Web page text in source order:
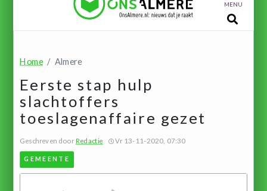
MENU
Home Almere
Eerste stap hulp
slachtoffers
toeslagenaffaire gezet
Geschreven doorRedactie Vr 13-11-2020, 07:30
GEMEENTE